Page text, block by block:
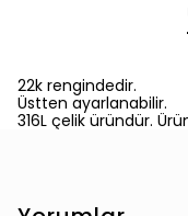
22k rengindedir.
Üstten ayarlanabilir.
316L çelik üründür.